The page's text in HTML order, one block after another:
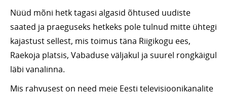
Nüüd mõni hetk tagasi algasid õhtused uudiste
saated ja praeguseks hetkeks pole tulnud mitte ühtegi
kajastust sellest, mis toimus täna Riigikogu ees,
Raekoja platsis, Vabaduse väljakul ja suurel rongkäigul
läbi vanalinna.
Mis rahvusest on need meie Eesti televisioonikanalite